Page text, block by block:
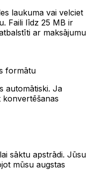
laukuma vai velciet
Faili līdz 25 MB ir
ar maksājumu
formātu
automātiski. Ja
konvertēšanas
sāktu apstrādi. Jūsu
mūsu augstas